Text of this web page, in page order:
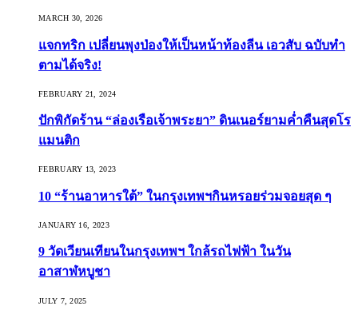
MARCH 30, 2026
แจกทริก เปลี่ยนพุงป่องให้เป็นหน้าท้องลีน เอวสับ ฉบับทำ
ตามได้จริง!
FEBRUARY 21, 2024
ปักพิกัดร้าน “ล่องเรือเจ้าพระยา” ดินเนอร์ยามค่ำคืนสุดโร
แมนติก
FEBRUARY 13, 2023
10 “ร้านอาหารใต้” ในกรุงเทพฯกินหรอยร่วมจอยสุด ๆ
JANUARY 16, 2023
9 วัดเวียนเทียนในกรุงเทพฯ ใกล้รถไฟฟ้า ในวัน
อาสาฬหบูชา
JULY 7, 2025